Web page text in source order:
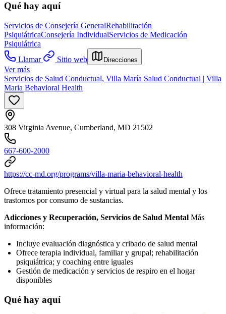
Qué hay aquí
Servicios de Consejería GeneralRehabilitación
PsiquiátricaConsejería IndividualServicios de Medicación
Psiquiátrica
Llamar
Sitio web Direcciones
Ver más
Servicios de Salud Conductual, Villa María Salud Conductual | Villa
Maria Behavioral Health
308 Virginia Avenue, Cumberland, MD 21502
667-600-2000
https://cc-md.org/programs/villa-maria-behavioral-health
Ofrece tratamiento presencial y virtual para la salud mental y los
trastornos por consumo de sustancias.
Adicciones y Recuperación, Servicios de Salud Mental Más
información:
Incluye evaluación diagnóstica y cribado de salud mental
Ofrece terapia individual, familiar y grupal; rehabilitación
psiquiátrica; y coaching entre iguales
Gestión de medicación y servicios de respiro en el hogar
disponibles
Qué hay aquí